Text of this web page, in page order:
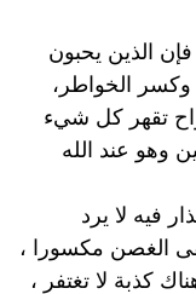
الذين يحبون
وكسر الخواطر،
تقهر كل شيء
وهو عند الله
فيه لا يرد
الغصن مكسورا ،
كذبة لا تغتفر ،